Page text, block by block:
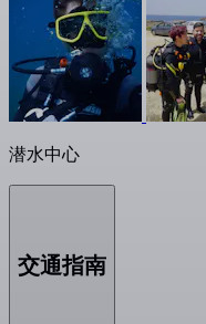
潜水中心
交通指南